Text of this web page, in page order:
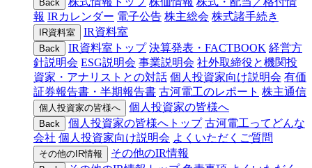
Back
報 IRカレンダー 電子公告 株主総会 株式諸手続き
IR資料室 IR資料室
Back IR資料室トップ 決算発表・FACTBOOK 経営方
針説明会 ESG説明会 事業説明会 社外取締役と機関投
資家・アナリストとの対話 個人投資家向け説明会 有価
証券報告書・半期報告書 古河電工のレポート 株主通信
個人投資家の皆様へ 個人投資家の皆様へ
Back 個人投資家の皆様へトップ 古河電工ってどんな
会社 個人投資家向け説明会 よくいただくご質問
その他のIR情報 その他のIR情報